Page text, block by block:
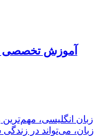
آموزش تخصصی
زبان انگلیسی،
زبان، می‌تواند در